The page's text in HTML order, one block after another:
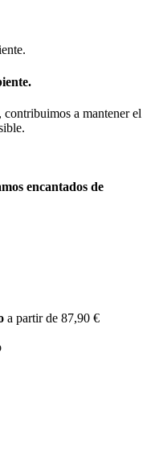
a mantener el
encantados de
a partir de 87,90 €